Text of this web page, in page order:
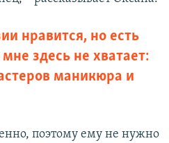
нравится, но есть
здесь не хватает:
маникюра и
поэтому ему не нужно